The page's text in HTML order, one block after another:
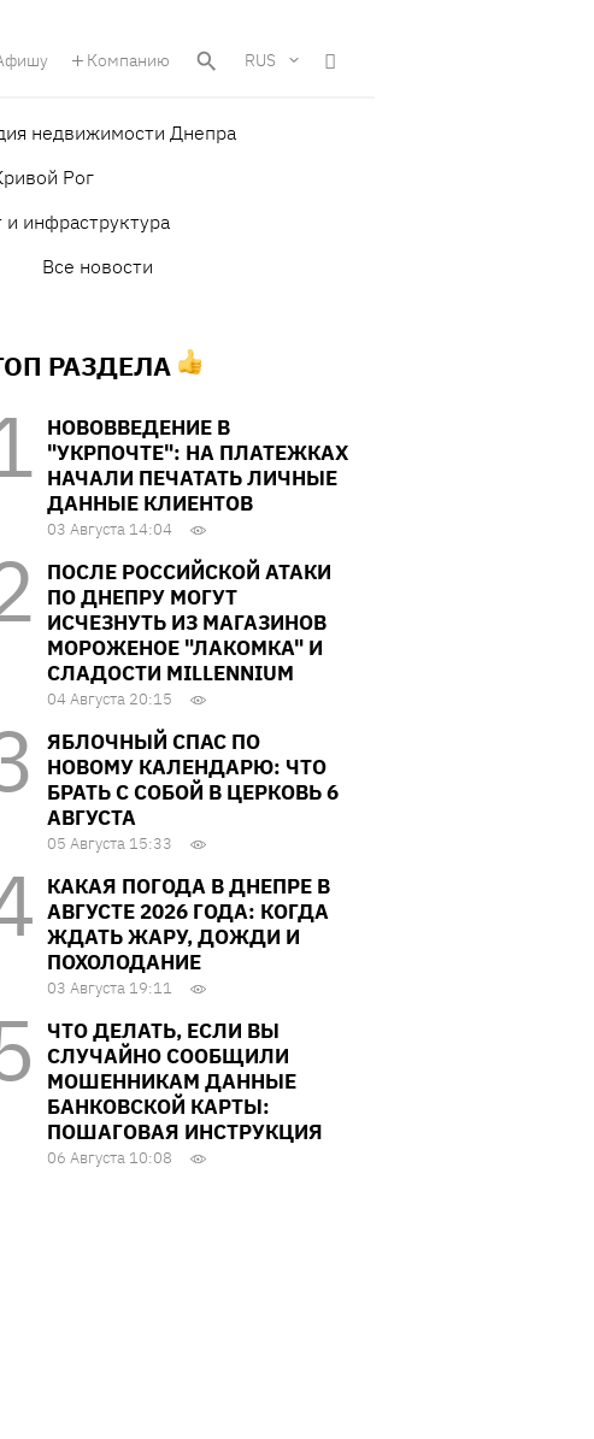
Компанию RUS
недвижимости Днепра
Рог
и инфраструктура
Все новости
РАЗДЕЛА
НОВОВВЕДЕНИЕ В
"УКРПОЧТЕ": НА ПЛАТЕЖКАХ
НАЧАЛИ ПЕЧАТАТЬ ЛИЧНЫЕ
ДАННЫЕ КЛИЕНТОВ
03 Августа 14:04
ПОСЛЕ РОССИЙСКОЙ АТАКИ
ПО ДНЕПРУ МОГУТ
ИСЧЕЗНУТЬ ИЗ МАГАЗИНОВ
МОРОЖЕНОЕ "ЛАКОМКА" И
СЛАДОСТИ MILLENNIUM
04 Августа 20:15
ЯБЛОЧНЫЙ СПАС ПО
НОВОМУ КАЛЕНДАРЮ: ЧТО
БРАТЬ С СОБОЙ В ЦЕРКОВЬ 6
АВГУСТА
05 Августа 15:33
КАКАЯ ПОГОДА В ДНЕПРЕ В
АВГУСТЕ 2026 ГОДА: КОГДА
ЖДАТЬ ЖАРУ, ДОЖДИ И
ПОХОЛОДАНИЕ
03 Августа 19:11
ЧТО ДЕЛАТЬ, ЕСЛИ ВЫ
СЛУЧАЙНО СООБЩИЛИ
МОШЕННИКАМ ДАННЫЕ
БАНКОВСКОЙ КАРТЫ:
ПОШАГОВАЯ ИНСТРУКЦИЯ
06 Августа 10:08